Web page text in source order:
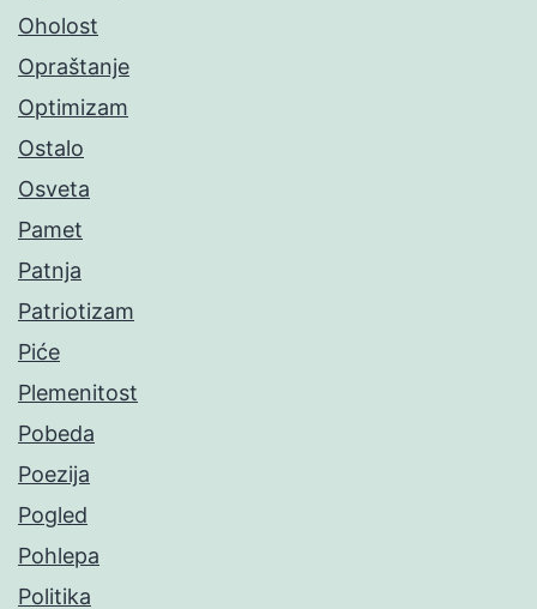
Oholost
Opraštanje
Optimizam
Ostalo
Osveta
Pamet
Patnja
Patriotizam
Piće
Plemenitost
Pobeda
Poezija
Pogled
Pohlepa
Politika